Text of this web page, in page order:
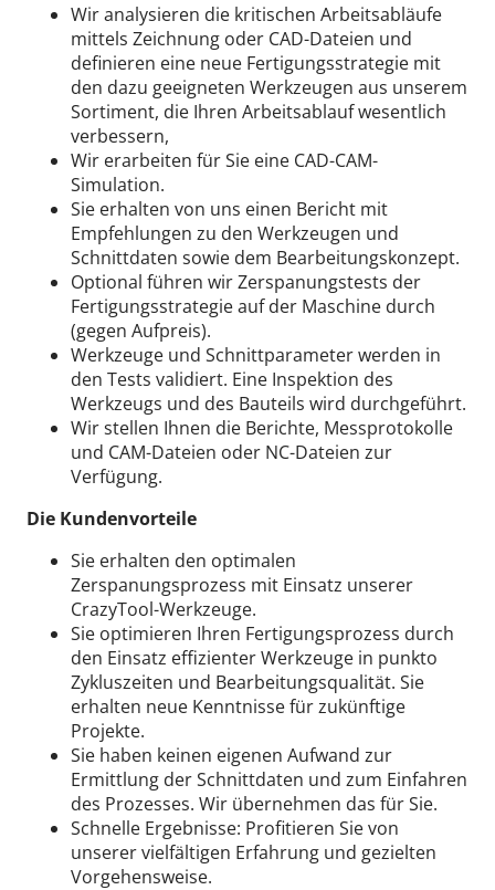
Wir analysieren die kritischen Arbeitsabläufe
mittels Zeichnung oder CAD-Dateien und
definieren eine neue Fertigungsstrategie mit
den dazu geeigneten Werkzeugen aus unserem
Sortiment, die Ihren Arbeitsablauf wesentlich
verbessern,
Wir erarbeiten für Sie eine CAD-CAM-
Simulation.
Sie erhalten von uns einen Bericht mit
Empfehlungen zu den Werkzeugen und
Schnittdaten sowie dem Bearbeitungskonzept.
Optional führen wir Zerspanungstests der
Fertigungsstrategie auf der Maschine durch
(gegen Aufpreis).
Werkzeuge und Schnittparameter werden in
den Tests validiert. Eine Inspektion des
Werkzeugs und des Bauteils wird durchgeführt.
Wir stellen Ihnen die Berichte, Messprotokolle
und CAM-Dateien oder NC-Dateien zur
Verfügung.
Die Kundenvorteile
Sie erhalten den optimalen
Zerspanungsprozess mit Einsatz unserer
CrazyTool-Werkzeuge.
Sie optimieren Ihren Fertigungsprozess durch
den Einsatz effizienter Werkzeuge in punkto
Zykluszeiten und Bearbeitungsqualität. Sie
erhalten neue Kenntnisse für zukünftige
Projekte.
Sie haben keinen eigenen Aufwand zur
Ermittlung der Schnittdaten und zum Einfahren
des Prozesses. Wir übernehmen das für Sie.
Schnelle Ergebnisse: Profitieren Sie von
unserer vielfältigen Erfahrung und gezielten
Vorgehensweise.